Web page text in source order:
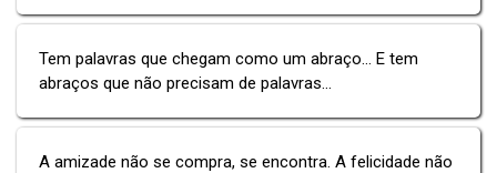
Tem palavras que chegam como um abraço... E tem
abraços que não precisam de palavras...
A amizade não se compra, se encontra. A felicidade não